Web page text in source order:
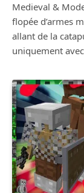
Medieval &
flopée d’armes
allant de la
uniquement